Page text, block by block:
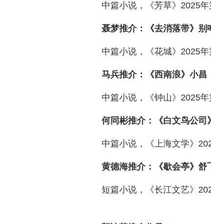
中篇小说，《芳草》2025
聂梦推介：《去消落带》别
中篇小说，《花城》2025
马兵推介：《西南浪》小昌
中篇小说，《钟山》2025
何同彬推介：《白文鸟公司
中篇小说，《上海文学》
黄德海推介：《歇会亭》舒
短篇小说，《长江文艺》